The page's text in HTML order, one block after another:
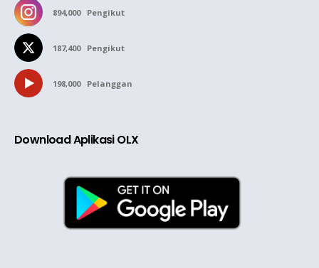
894,000 Pengikut
187,400 Pengikut
198,000 Pelanggan
Download Aplikasi OLX